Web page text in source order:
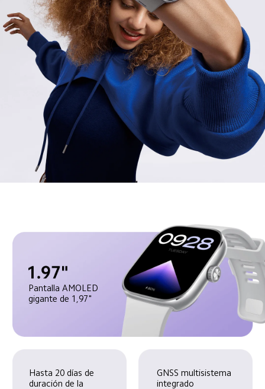
Pantalla AMOLED
gigante de 1,97"
Hasta 20 días de
duración de la
GNSS multisistema
integrado